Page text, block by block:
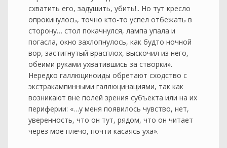
схватить его, задушить, убить!.. Но тут кресло
опрокинулось, точно кто-то успел отбежать в
сторону… стол покачнулся, лампа упала и
погасла, окно захлопнулось, как будто ночной
вор, застигнутый врасплох, выскочил из него,
обеими руками ухватившись за створки».
Нередко галлюциноиды обретают сходство с
экстракампинными галлюцинациями, так как
возникают вне полей зрения субъекта или на их
периферии: «…у меня появилось чувство, нет,
уверенность, что он тут, рядом, что он читает
через мое плечо, почти касаясь уха».